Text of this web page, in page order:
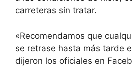
carreteras sin tratar.
«Recomendamos que
se retrase hasta más tarde
dijeron los oficiales en